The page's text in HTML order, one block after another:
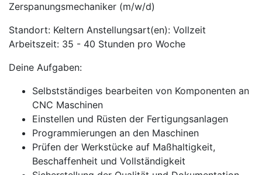
Zerspanungsmechaniker (m/w/d)
Standort: Keltern Anstellungsart(en): Vollzeit
Arbeitszeit: 35 - 40 Stunden pro Woche
Deine Aufgaben:
Selbstständiges bearbeiten von Komponenten an
CNC Maschinen
Einstellen und Rüsten der Fertigungsanlagen
Programmierungen an den Maschinen
Prüfen der Werkstücke auf Maßhaltigkeit,
Beschaffenheit und Vollständigkeit